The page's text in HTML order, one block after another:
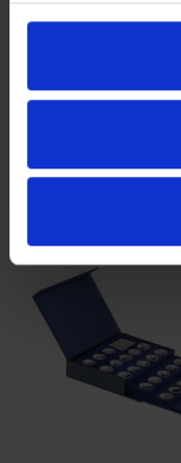
PROVINCIA
registrados